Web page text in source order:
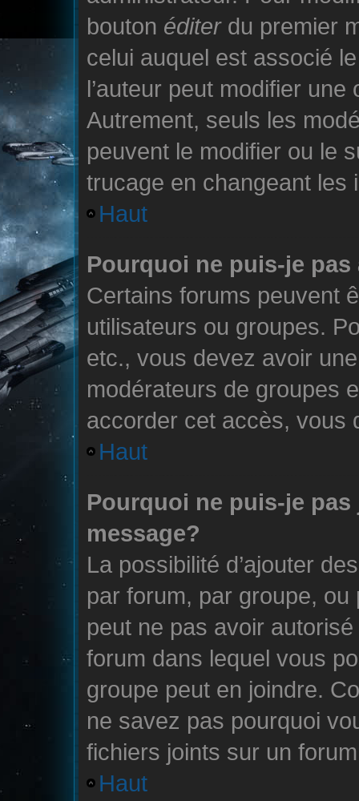
bouton éditerdu premier
celui auquel est associé
l’auteur peut modifier
Autrement, seuls les
peuvent le modifier ou le
trucage en changeant les
Haut
Pourquoi ne puis-je
Certains forums peuvent
utilisateurs ou groupes.
etc., vous devez avoir
modérateurs de groupes
accorder cet accès, vous
Haut
Pourquoi ne puis-je
message?
La possibilité d’ajouter
par forum, par groupe, ou
peut ne pas avoir
forum dans lequel vous
groupe peut en joindre.
ne savez pas pourquoi
fichiers joints sur un
Haut